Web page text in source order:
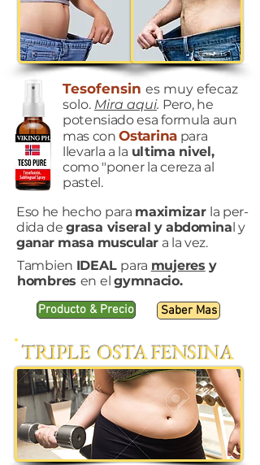
Tesofensin es muy efecaz
solo. Mira aqui. Pero, he
potensiado esa formula aun
mas conOstarina para
llevarla a la ultima nivel,
como "poner la cereza al
pastel.
Eso he hecho para maximizar la per-
dida degrasa viseral yabdominal y
ganar masa muscular a la vez.
Tambien IDEAL para mujeres y
hombres en elgymnacio.
Producto & Precio Saber Mas
TRIPLE OSTA FENSINA